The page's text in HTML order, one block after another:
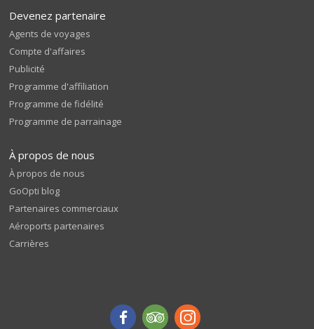
Devenez partenaire
Agents de voyages
Compte d'affaires
Publicité
Programme d'affiliation
Programme de fidélité
Programme de parrainage
À propos de nous
À propos de nous
GoOpti blog
Partenaires commerciaux
Aéroports partenaires
Carrières